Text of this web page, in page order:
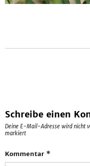
Schreibe einen
Deine E-Mail-Adresse wird nicht
markiert
Kommentar *